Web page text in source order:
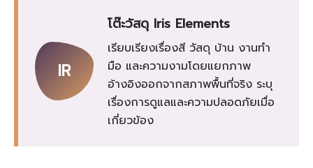
IR
โต๊ะวัสดุ Iris Elements
เรียบเรียงเรื่องสี วัสดุ บ้าน งานทำ
มือ และความงามโดยแยกภาพ
อ้างอิงออกจากสภาพพื้นที่จริง ระบุ
เรื่องการดูแลและความปลอดภัยเมื่อ
เกี่ยวข้อง